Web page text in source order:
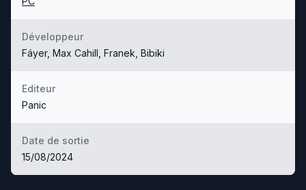
Développeur
Fáyer, Max Cahill, Franek, Bibiki
Editeur
Panic
Date de sortie
15/08/2024